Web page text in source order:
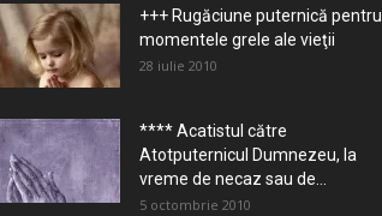
+++ Rugăciune puternică pentru
momentele grele ale vieţii
28 iulie 2010
**** Acatistul către
Atotputernicul Dumnezeu, la
vreme de necaz sau de...
5 octombrie 2010